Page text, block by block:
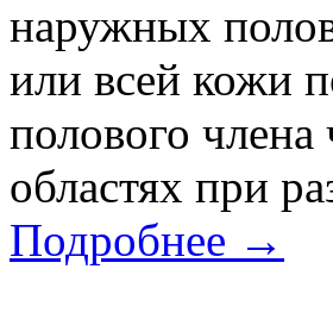
наружных
или всей кожи
полового
областях при
Подробнее →